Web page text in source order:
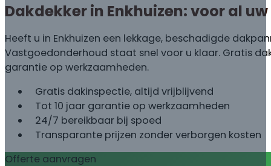
Dakdekker in Enkhuizen: voor al
Heeft u in Enkhuizen een lekkage, beschadigde
Vastgoedonderhoud staat snel voor u klaar. Gratis
garantie op werkzaamheden.
Gratis dakinspectie, altijd vrijblijvend
Tot 10 jaar garantie op werkzaamheden
24/7 bereikbaar bij spoed
Transparante prijzen zonder verborgen kosten
Offerte aanvragen